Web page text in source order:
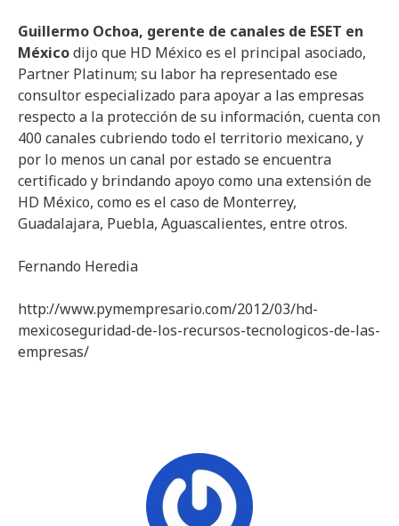
Guillermo Ochoa, gerente de canales de ESET en
Méxicodijo que HD México es el principal asociado,
Partner Platinum; su labor ha representado ese
consultor especializado para apoyar a las empresas
respecto a la protección de su información, cuenta con
400 canales cubriendo todo el territorio mexicano, y
por lo menos un canal por estado se encuentra
certificado y brindando apoyo como una extensión de
HD México, como es el caso de Monterrey,
Guadalajara, Puebla, Aguascalientes, entre otros.
Fernando Heredia
http://www.pymempresario.com/2012/03/hd-
mexicoseguridad-de-los-recursos-tecnologicos-de-las-
empresas/